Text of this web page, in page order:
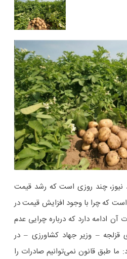
نیوز، چند روزی است که رشد قیمت
که چرا با وجود افزایش قیمت در
ادامه دارد که درباره چرایی عدم
قزلجه – وزیر جهاد کشاورزی – در
ما طبق قانون نمی‌توانیم صادرات را